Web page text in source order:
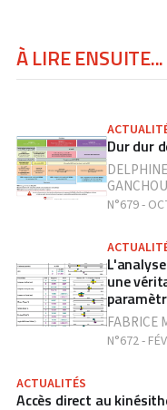
À LIRE ENSUITE...
Dur dur
GANCHOU
N°679 -
une
FABRICE
N°672 -
ACTUALITÉS
Accès direct au